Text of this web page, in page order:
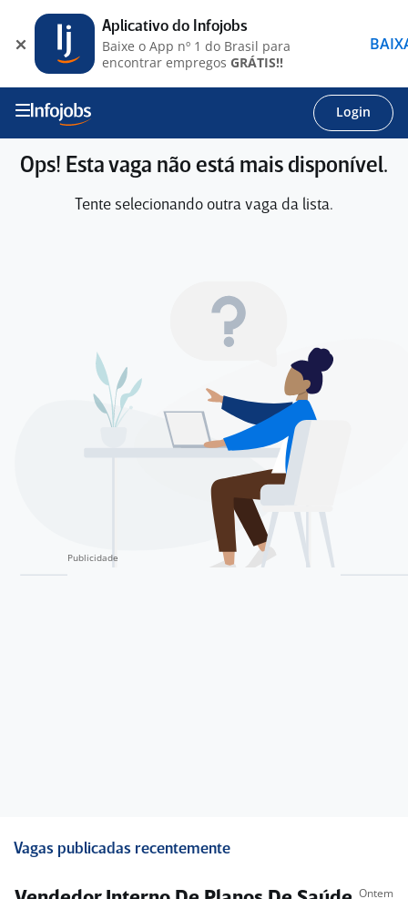
Login
Ops! Esta vaga não está mais disponível.
Tente selecionando outra vaga da lista.
Vagas publicadas recentemente
Ontem
Aplicativo do Infojobs
Baixe o App nº 1 do Brasil para
encontrar empregos GRÁTIS!!